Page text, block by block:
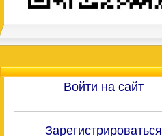
Войти на сайт
Зарегистрироваться